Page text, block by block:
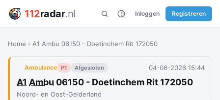
112radar.nl Inloggen Registreren
Home › A1 Ambu 06150 - Doetinchem Rit 172050
Ambulance P1 Afgesloten 04-06-2026 15:44
A1 Ambu 06150 - Doetinchem Rit 172050
Noord- en Oost-Gelderland